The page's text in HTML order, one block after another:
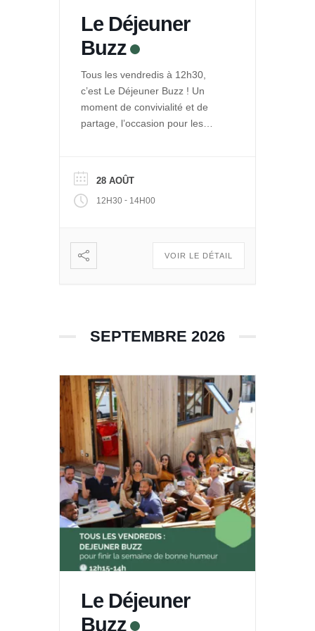
Le Déjeuner
Buzz
Tous les vendredis à 12h30,
c’est Le Déjeuner Buzz ! Un
moment de convivialité et de
partage, l’occasion pour les
autour d’un repas. Et pour le
public de découvrir les projets
engagés qui se développent
: […]
28 AOÛT
12H30 - 14H00
VOIR LE DÉTAIL
SEPTEMBRE 2026
Le Déjeuner
Buzz